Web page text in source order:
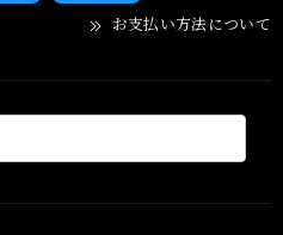
お支払い方法について